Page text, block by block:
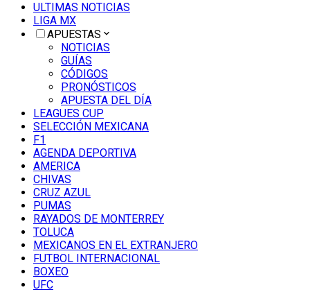
ULTIMAS NOTICIAS
LIGA MX
APUESTAS
NOTICIAS
GUÍAS
CÓDIGOS
PRONÓSTICOS
APUESTA DEL DÍA
LEAGUES CUP
SELECCIÓN MEXICANA
F1
AGENDA DEPORTIVA
AMERICA
CHIVAS
CRUZ AZUL
PUMAS
RAYADOS DE MONTERREY
TOLUCA
MEXICANOS EN EL EXTRANJERO
FUTBOL INTERNACIONAL
BOXEO
UFC